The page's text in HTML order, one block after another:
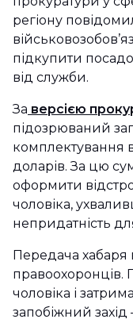
регіону
підкупити
від служби.
За версією
підозрюваний
комплектування
доларів. За цю
оформити
чоловіка,
непридатність
Передача хабаря
правоохоронців.
чоловіка і
запобіжний